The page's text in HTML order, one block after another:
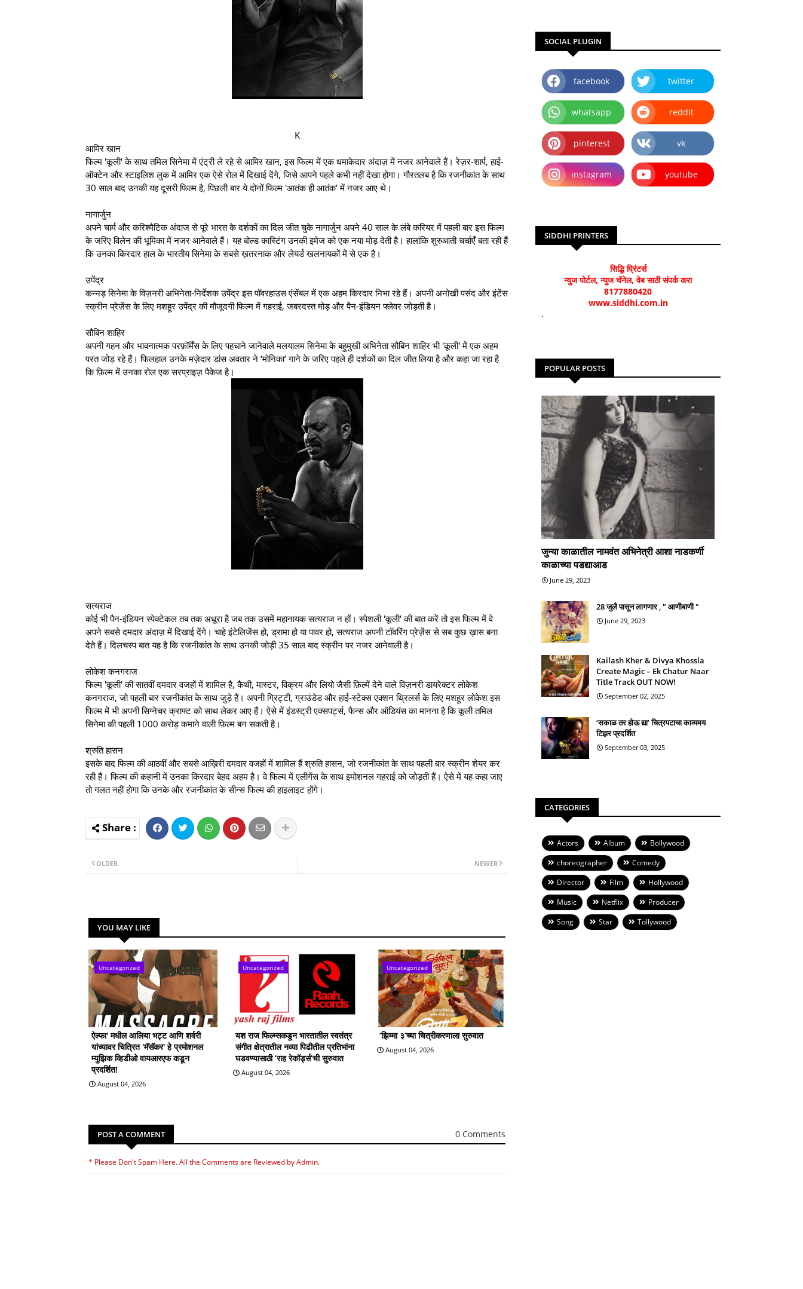
K
आमिर खान
फिल्म 'कूली' के साथ तमिल सिनेमा में एंट्री ले रहे से आमिर खान, इस फिल्म में एक धमाकेदार अंदाज़ में नजर आनेवाले हैं। रेज़र-शार्प, हाई-
ऑक्टेन और स्टाइलिश लुक में आमिर एक ऐसे रोल में दिखाई देंगे, जिसे आपने पहले कभी नहीं देखा होगा। गौरतलब है कि रजनीकांत के साथ
30 साल बाद उनकी यह दूसरी फिल्म है, पिछली बार ये दोनों फिल्म 'आतंक ही आतंक' में नजर आए थे।
नागार्जुन
अपने चार्म और करिश्मैटिक अंदाज से पूरे भारत के दर्शकों का दिल जीत चुके नागार्जुन अपने 40 साल के लंबे करियर में पहली बार इस फिल्म
के जरिए विलेन की भूमिका में नजर आनेवाले हैं। यह बोल्ड कास्टिंग उनकी इमेज को एक नया मोड़ देती है। हालांकि शुरुआती चर्चाएँ बता रही हैं
कि उनका किरदार हाल के भारतीय सिनेमा के सबसे ख़तरनाक और लेयर्ड खलनायकों में से एक है।
उपेंद्र
कन्नड़ सिनेमा के विज़नरी अभिनेता-निर्देशक उपेंद्र इस पॉवरहाउस एंसेंबल में एक अहम किरदार निभा रहे हैं। अपनी अनोखी पसंद और इंटेंस
स्क्रीन प्रेज़ेंस के लिए मशहूर उपेंद्र की मौजूदगी फिल्म में गहराई, जबरदस्त मोड़ और पैन-इंडियन फ्लेवर जोड़ती है।
सौबिन शाहिर
अपनी गहन और भावनात्मक परफ़ॉर्मेंस के लिए पहचाने जानेवाले मलयालम सिनेमा के बहुमुखी अभिनेता सौबिन शाहिर भी 'कूली' में एक अहम
परत जोड़ रहे हैं। फिलहाल उनके मज़ेदार डांस अवतार ने ‘मोनिका’ गाने के जरिए पहले ही दर्शकों का दिल जीत लिया है और कहा जा रहा है
कि फ़िल्म में उनका रोल एक सरप्राइज़ पैकेज है।
सत्यराज
कोई भी पैन-इंडियन स्पेक्टेकल तब तक अधूरा है जब तक उसमें महानायक सत्यराज न हों। स्पेशली 'कूली' की बात करें तो इस फिल्म में वे
अपने सबसे दमदार अंदाज़ में दिखाई देंगे। चाहे इंटेलिजेंस हो, ड्रामा हो या पावर हो, सत्यराज अपनी टॉवरिंग प्रेज़ेंस से सब कुछ ख़ास बना
देते हैं। दिलचस्प बात यह है कि रजनीकांत के साथ उनकी जोड़ी 35 साल बाद स्क्रीन पर नजर आनेवाली है।
लोकेश कनगराज
फिल्म 'कूली' की सातवीं दमदार वजहों में शामिल है, कैथी, मास्टर, विक्रम और लियो जैसी फ़िल्में देने वाले विज़नरी डायरेक्टर लोकेश
कनगराज, जो पहली बार रजनीकांत के साथ जुड़े हैं। अपनी ग्रिट्टी, ग्राउंडेड और हाई-स्टेक्स एक्शन थ्रिलर्स के लिए मशहूर लोकेश इस
फिल्म में भी अपनी सिग्नेचर क्राफ्ट को साथ लेकर आए हैं। ऐसे में इंडस्ट्री एक्सपर्ट्स, फैन्स और ऑडियंस का मानना है कि कूली तमिल
सिनेमा की पहली 1000 करोड़ कमाने वाली फ़िल्म बन सकती है।
श्रुति हासन
इसके बाद फिल्म की आठवीं और सबसे आख़िरी दमदार वजहों में शामिल हैं श्रुति हासन, जो रजनीकांत के साथ पहली बार स्क्रीन शेयर कर
रही हैं। फिल्म की कहानी में उनका किरदार बेहद अहम है। वे फिल्म में एलीगेंस के साथ इमोशनल गहराई को जोड़ती हैं। ऐसे में यह कहा जाए
तो गलत नहीं होगा कि उनके और रजनीकांत के सीन्स फिल्म की हाइलाइट होंगे।
NEWER
OLDER
YOU MAY LIKE
Uncategorized
ऐल्फा' मधील आलिया भट्ट आणि शर्वरी
यांच्यावर चित्रित 'मॅसॅकर' हे प्रमोशनल
म्युझिक व्हिडीओ वायआरएफ कडून
प्रदर्शित!
August 04, 2026
Uncategorized
यश राज फिल्म्सकडून भारतातील स्वतंत्र
संगीत क्षेत्रातील नव्या पिढीतील प्रतिभांना
घडवण्यासाठी ‘राह रेकॉर्ड्स’ची सुरुवात
August 04, 2026
Uncategorized
‘झिम्मा ३’च्या चित्रीकरणाला सुरुवात
August 04, 2026
POST A COMMENT 0 Comments
* Please Don't Spam Here. All the Comments are Reviewed by Admin.
SOCIAL PLUGIN
facebook twitter
whatsapp reddit
pinterest vk
instagram youtube
SIDDHI PRINTERS
सिद्धि प्रिंटर्स
न्युज पोर्टल, न्युज चॅनेल, वेब साठी संपर्क करा
8177880420
www.siddhi.com.in
.
POPULAR POSTS
जुन्या काळातील नामवंत अभिनेत्री आशा नाडकर्णी
काळाच्या पडद्याआड
June 29, 2023
28 जुलै पासून लागणार , " आणीबाणी "
June 29, 2023
Kailash Kher & Divya Khossla
Create Magic – Ek Chatur Naar
Title Track OUT NOW!
September 02, 2025
‘सकाळ तर होऊ द्या’ चित्रपटाचा काव्यमय
टिझर प्रदर्शित
September 03, 2025
CATEGORIES
Actors Album
Bollywood
choreographer
Comedy
Director
Film
Hollywood
Music
Netflix
Producer
Song
Star Tollywood